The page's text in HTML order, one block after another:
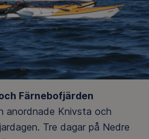
Färnebofjärden
anordnade Knivsta och
Tre dagar på Nedre